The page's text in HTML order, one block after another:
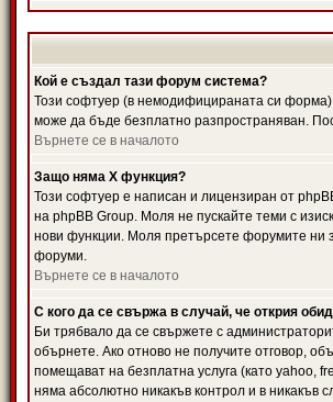
Кой е създал тази форум система?
Този софтуер (в немодифицираната си
може да бъде безплатно разпространяван.
Върнете се в началото
Защо няма X функция?
Този софтуер е написан и лицензиран от
на phpBB Group. Моля не пускайте теми с
нови функции. Моля претърсете форумите ни
форуми.
Върнете се в началото
С кого да се свържа в случай, че открия
Би трябвало да се свържете с
обърнете. Ако отново не получите отговор,
помещават на безплатна услуга (като yahoo,
няма абсолютно никакъв контрол и в никакъв